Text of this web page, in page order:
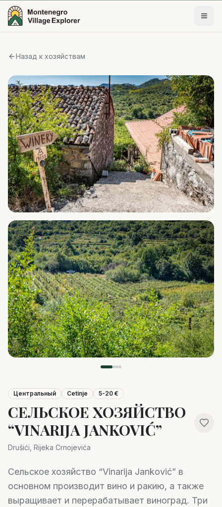
Назад к хозяйствам
Центральный Cetinje 5-20 €
СЕЛЬСКОЕ ХОЗЯЙСТВО
“VINARIJA JANKOVIĆ”
Drušići, Rijeka Crnojevića
Сельское хозяйство “Vinarija Janković” в
основном производит вино и ракию, а также
выращивает и перерабатывает виноград. Три